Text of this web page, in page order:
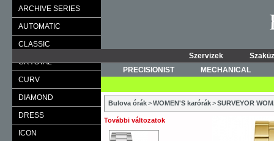
Szervizek
PRECISIONIST
MECHANICAL
ARCHIVE SERIES
AUTOMATIC
CLASSIC
CRYSTAL
CURV
DIAMOND
DRESS
ICON
Bulova órák>WOMEN'S karórák>SURVEYOR
További változatok